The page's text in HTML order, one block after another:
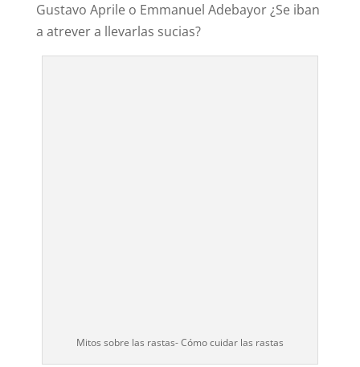
Gustavo Aprile o Emmanuel Adebayor ¿Se iban
a atrever a llevarlas sucias?
Mitos sobre las rastas- Cómo cuidar las rastas